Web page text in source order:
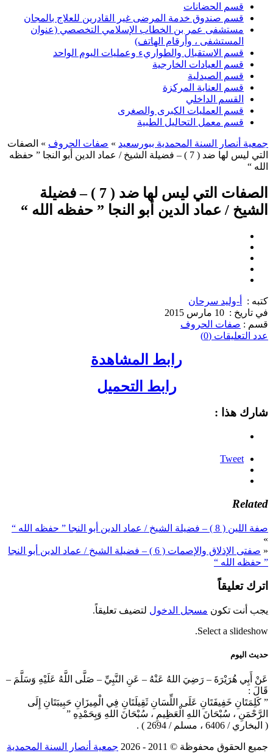
قسم الحضانات
قسم صندوق خدمة المرضى غير القادرين للعلاج بالمجان
مستشفى عمر بن الخطاب الإسلامي التخصصي (عنوان
المستشفى ، وأرقام الهاتف)
قسم الاستقبال والطواريء وعمليات اليوم الواحد
قسم العيادات الخارجية
قسم الصيدلية
قسم العناية المركزة
القسم الداخلي
قسم العمليات الكبرى والصغرى
قسم معمل التحاليل الطبية
جمعية أنصار السنة المحمدية ببورسعيد » صفات الحروف » الصفات
التي ليس لها ضد ( 7 ) – فضيلة الشيخ / عماد الدين أبو النجا ” حفظه
الله “
الصفات التي ليس لها ضد ( 7 ) – فضيلة
الشيخ / عماد الدين أبو النجا ” حفظه الله “
كتبه :
أ-وليد سرحان
في تاريخ : 10 مارس 2015
قسم : صفات الحروف
عدد التعليقات (0)
رابط المشاهدة
رابط التحميل
شارك هذا :
Tweet
Related
صفة اللين ( 8 ) – فضيلة الشيخ / عماد الدين أبو النجا ” حفظه الله “
»
«
صفتى الإذلاق والإصمات ( 6 ) – فضيلة الشيخ / عماد الدين أبو النجا
” حفظه الله “
اترك تعليقاً
يجب أنت تكون مسجل الدخول لتضيف تعليقاً.
Select a slideshow.
حديث اليوم
عَنْ أَبِي هُرَيْرَةَ – رَضِيَ اللهُ عَنْهُ – عَنِ النَّبِيِّ – صَلَّى اللَّهُ عَلَيْهِ وَسَلَّمَ –
قَالَ :
” كَلِمَتَانِ خَفِيفَتَانِ عَلَى اللِّسَانِ ثَقِيلَتَانِ فِي الْمِيزَانِ حَبِيبَتَانِ إِلَى
الرَّحْمَنِ ، سُبْحَانَ اللهِ الْعَظِيمِ ، سُبْحَانَ اللهِ وَبِحَمْدِهِ ”
( البخاري / 6406 ، مسلم / 2694 ) .
جميع الحقوق محفوظة © 2011 ‐ 2026
جمعية أنصار السنة المحمدية